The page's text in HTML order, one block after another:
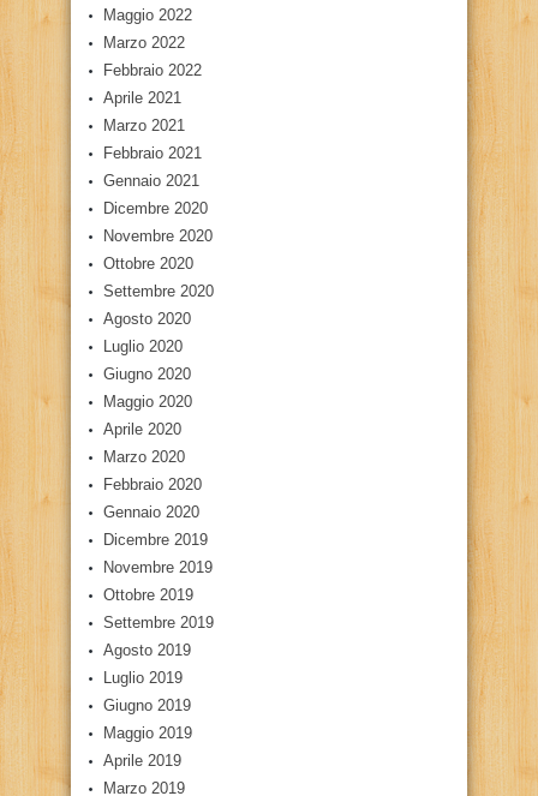
Maggio 2022
Marzo 2022
Febbraio 2022
Aprile 2021
Marzo 2021
Febbraio 2021
Gennaio 2021
Dicembre 2020
Novembre 2020
Ottobre 2020
Settembre 2020
Agosto 2020
Luglio 2020
Giugno 2020
Maggio 2020
Aprile 2020
Marzo 2020
Febbraio 2020
Gennaio 2020
Dicembre 2019
Novembre 2019
Ottobre 2019
Settembre 2019
Agosto 2019
Luglio 2019
Giugno 2019
Maggio 2019
Aprile 2019
Marzo 2019